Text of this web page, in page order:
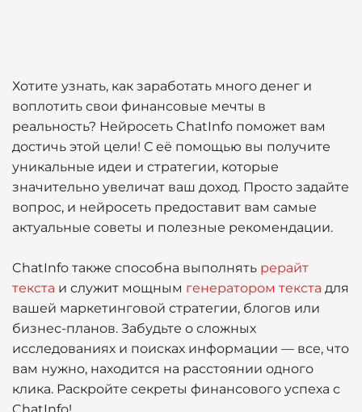
Хотите узнать, как заработать много денег и
воплотить свои финансовые мечты в
реальность? Нейросеть ChatInfo поможет вам
достичь этой цели! С её помощью вы получите
уникальные идеи и стратегии, которые
значительно увеличат ваш доход. Просто задайте
вопрос, и нейросеть предоставит вам самые
актуальные советы и полезные рекомендации.
ChatInfo также способна выполнять рерайт
текста и служит мощным генератором текста для
вашей маркетинговой стратегии, блогов или
бизнес-планов. Забудьте о сложных
исследованиях и поисках информации — все, что
вам нужно, находится на расстоянии одного
клика. Раскройте секреты финансового успеха с